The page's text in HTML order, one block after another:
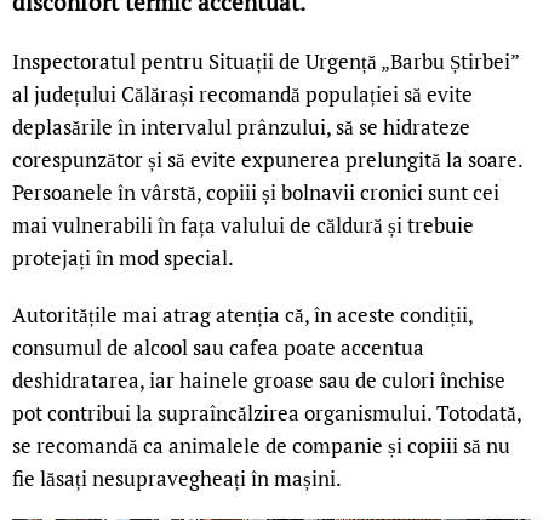
Inspectoratul pentru Situații de Urgență „Barbu Știrbei”
al județului Călărași recomandă populației să evite
deplasările în intervalul prânzului, să se hidrateze
corespunzător și să evite expunerea prelungită la soare.
Persoanele în vârstă, copiii și bolnavii cronici sunt cei
mai vulnerabili în fața valului de căldură și trebuie
protejați în mod special.
Autoritățile mai atrag atenția că, în aceste condiții,
consumul de alcool sau cafea poate accentua
deshidratarea, iar hainele groase sau de culori închise
pot contribui la supraîncălzirea organismului. Totodată,
se recomandă ca animalele de companie și copiii să nu
fie lăsați nesupravegheați în mașini.